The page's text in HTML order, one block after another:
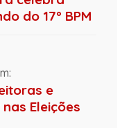
do 17º BPM
e
Eleições